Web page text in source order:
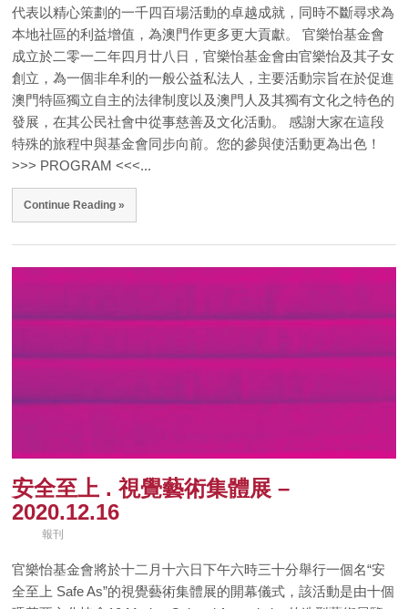
代表以精心策劃的一千四百場活動的卓越成就，同時不斷尋求為
本地社區的利益增值，為澳門作更多更大貢獻。 官樂怡基金會
成立於二零一二年四月廿八日，官樂怡基金會由官樂怡及其子女
創立，為一個非牟利的一般公益私法人，主要活動宗旨在於促進
澳門特區獨立自主的法律制度以及澳門人及其獨有文化之特色的
發展，在其公民社會中從事慈善及文化活動。 感謝大家在這段
特殊的旅程中與基金會同步向前。您的參與使活動更為出色！
>>> PROGRAM <<<...
Continue Reading »
安全至上 . 視覺藝術集體展 –
2020.12.16
報刊
官樂怡基金會將於十二月十六日下午六時三十分舉行一個名“安
全至上 Safe As”的視覺藝術集體展的開幕儀式，該活動是由十個